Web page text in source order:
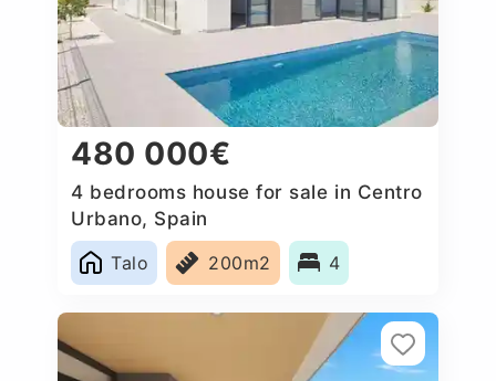
480 000€
4 bedrooms house for sale in Centro
Urbano, Spain
Talo
200m2 4